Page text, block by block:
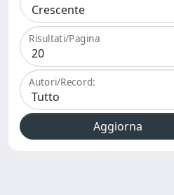
Risultati/Pagina
Autori/Record: